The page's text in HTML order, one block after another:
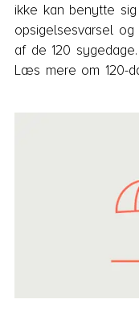
ikke kan benytte
opsigelsesvarsel
af de 120 sygedage.
Læs mere om 120-